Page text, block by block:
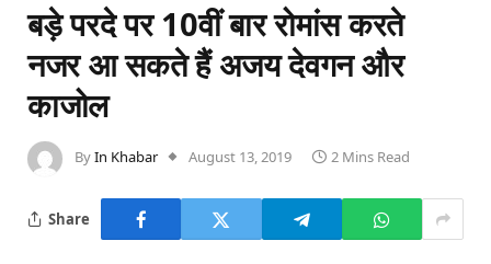
बड़े परदे पर 10वीं बार रोमांस करते
नजर आ सकते हैं अजय देवगन और
काजोल
ByIn Khabar August 13, 2019 2 Mins Read
Share